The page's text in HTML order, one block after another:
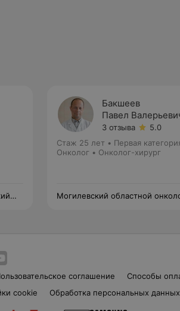
Бакшеев
Павел
3 отзыва
5.0
Стаж 25 лет • Первая
Онколог • Онколог-хирург
Могилевский областной
соглашение Способы
cookie Обработка персональных данных